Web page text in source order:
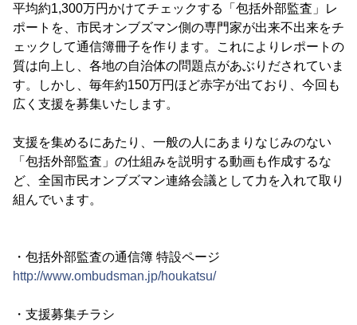
平均約1,300万円かけてチェックする「包括外部監査」レ
ポートを、市民オンブズマン側の専門家が出来不出来をチ
ェックして通信簿冊子を作ります。これによりレポートの
質は向上し、各地の自治体の問題点があぶりだされていま
す。しかし、毎年約150万円ほど赤字が出ており、今回も
広く支援を募集いたします。
支援を集めるにあたり、一般の人にあまりなじみのない
「包括外部監査」の仕組みを説明する動画も作成するな
ど、全国市民オンブズマン連絡会議として力を入れて取り
組んでいます。
・包括外部監査の通信簿 特設ページ
http://www.ombudsman.jp/houkatsu/
・支援募集チラシ